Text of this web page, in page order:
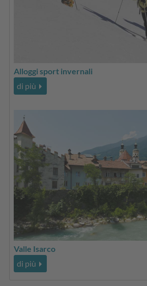
Alloggi sport invernali
di più
Valle Isarco
di più